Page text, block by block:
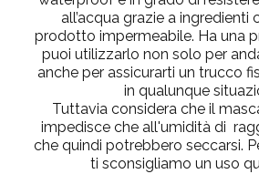
all’acqua grazie a ingredienti
prodotto impermeabile. Ha una
puoi utilizzarlo non solo per
anche per assicurarti un trucco
in qualunque
Tuttavia considera che il
impedisce che all'umidità di
che quindi potrebbero seccarsi.
ti sconsigliamo un uso